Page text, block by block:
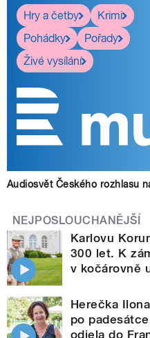
Hry a četby
Krimi
Pohádky
Pořady
Živé vysílání
Audiosvět Českého rozhlasu
NEJPOSLOUCHANĚJŠÍ
Karlovu
300 let. K
v kočárovně
Herečka
po
odjela do